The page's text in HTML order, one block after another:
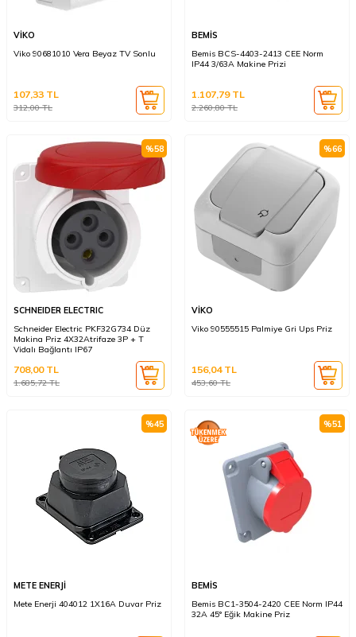
VİKO
Viko 90681010 Vera Beyaz TV Sonlu
312,00TL
107,33 TL
BEMİS
Bemis BCS-4403-2413 CEE Norm
IP44 3/63A Makine Prizi
2.260,80TL
1.107,79TL
%58
SCHNEIDER ELECTRIC
Schneider Electric PKF32G734 Düz
Makina Priz 4X32Atrifaze 3P + T
Vidalı Bağlantı IP67
1.685,72TL
708,00TL
%66
VİKO
Viko 90555515 Palmiye Gri Ups Priz
453,60TL
156,04TL
%45
METE ENERJİ
Mete Enerji 404012 1X16A Duvar Priz
%51
BEMİS
Bemis BC1-3504-2420 CEE Norm IP44
32A 45° Eğik Makine Priz